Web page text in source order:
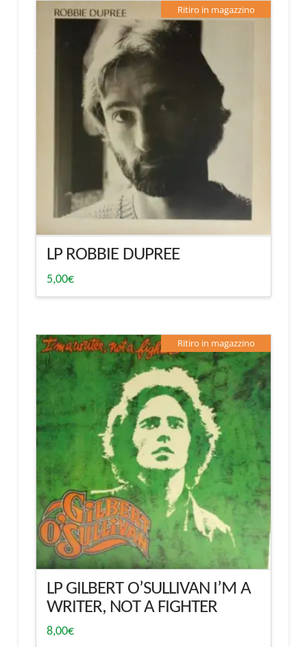
Ritiro in magazzino
LP ROBBIE DUPREE
5,00€
Ritiro in magazzino
LP GILBERT O’SULLIVAN I’M A
WRITER, NOT A FIGHTER
8,00€